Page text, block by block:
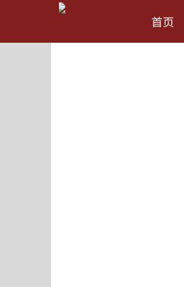
首页